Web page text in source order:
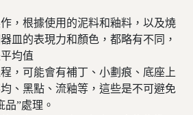
，根據使用的泥料和釉料，以及燒
皿的表現力和顏色，都略有不同，
均值
，可能會有補丁、小劃痕、底座上
、黑點、流釉等，這些是不可避免
品”處理。